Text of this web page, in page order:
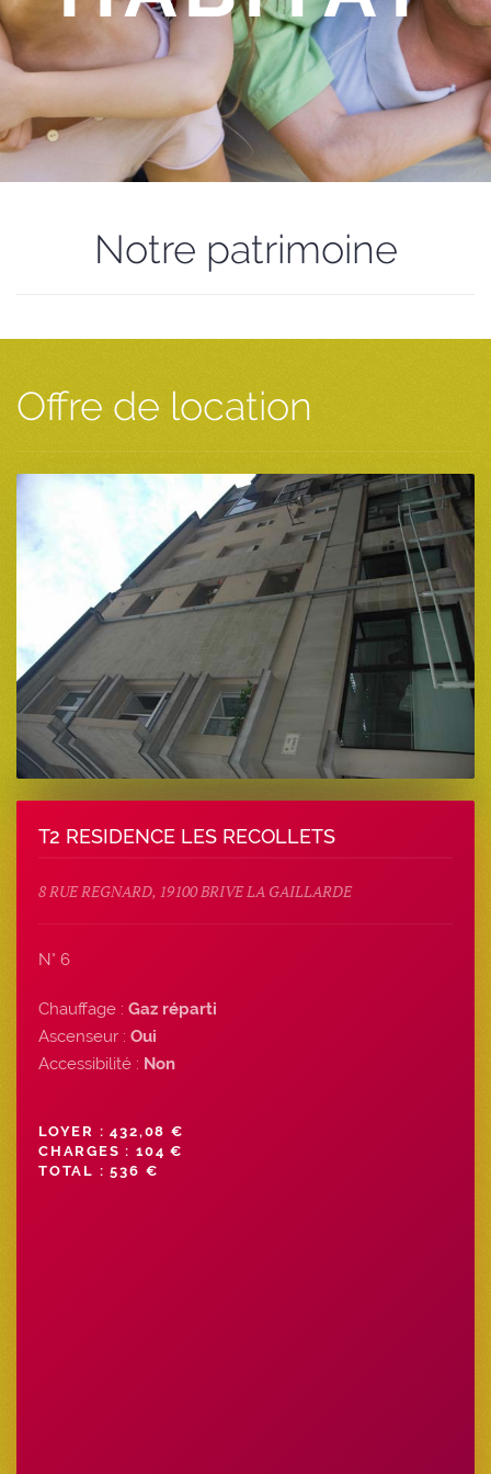
Notre patrimoine
Offre de location
T2 RESIDENCE LES RECOLLETS
8 RUE REGNARD, 19100 BRIVE LA GAILLARDE
N° 6
Chauffage : Gaz réparti
Ascenseur : Oui
Accessibilité : Non
LOYER : 432,08 €
CHARGES : 104 €
TOTAL : 536 €